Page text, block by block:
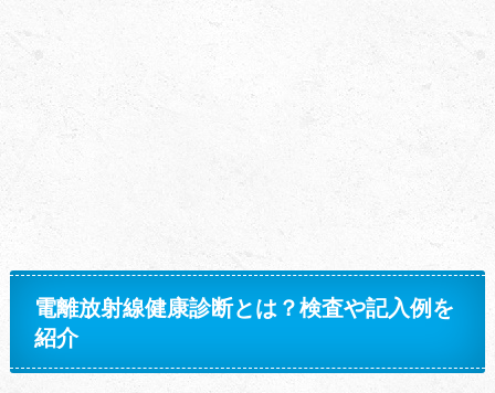
電離放射線健康診断とは？検査や記入例を
紹介